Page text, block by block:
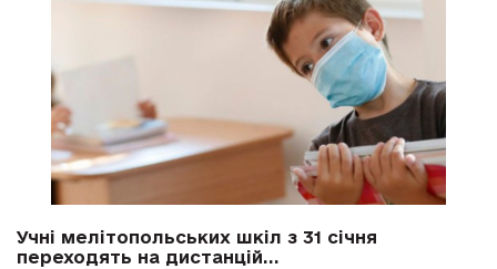
Учні мелітопольських шкіл з 31 січня
переходять на дистанцій...